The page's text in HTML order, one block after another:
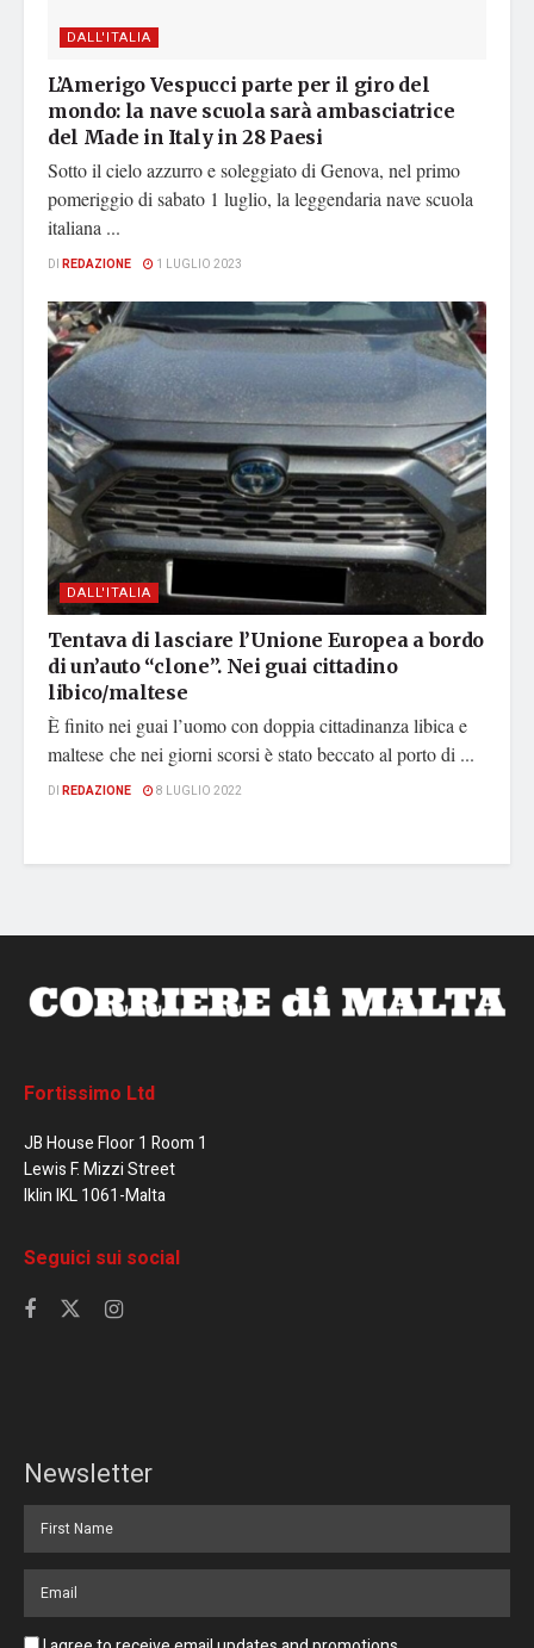
DALL'ITALIA
L’Amerigo Vespucci parte per il giro del
mondo: la nave scuola sarà ambasciatrice
del Made in Italy in 28 Paesi
Sotto il cielo azzurro e soleggiato di Genova, nel primo
pomeriggio di sabato 1 luglio, la leggendaria nave scuola
italiana ...
DI REDAZIONE 1 LUGLIO 2023
DALL'ITALIA
Tentava di lasciare l’Unione Europea a bordo
di un’auto “clone”. Nei guai cittadino
libico/maltese
È finito nei guai l’uomo con doppia cittadinanza libica e
maltese che nei giorni scorsi è stato beccato al porto di ...
DI REDAZIONE 8 LUGLIO 2022
Fortissimo Ltd
JB House Floor 1 Room 1
Lewis F. Mizzi Street
Iklin IKL 1061-Malta
Seguici sui social
Newsletter